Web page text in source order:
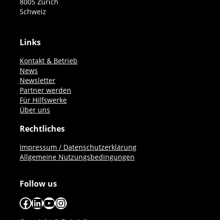
Schweiz
Links
Kontakt & Betrieb
News
Newsletter
Partner werden
Für Hilfswerke
Über uns
Rechtliches
Impressum / Datenschutzerklärung
Allgemeine Nutzungsbedingungen
Follow us
Facebook
LinkedIn
YouTube
Instagram